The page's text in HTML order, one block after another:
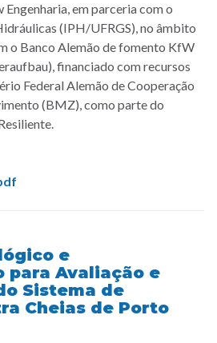
em parceria com o
(IPH/UFRGS), no âmbito
o Banco Alemão de fomento KfW
financiado com recursos
Federal Alemão de Cooperação
(BMZ), como parte do
e
para Avaliação e
Sistema de
Cheias de Porto